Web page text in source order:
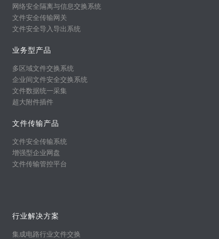
网络安全隔离与信息交换系统
文件安全传输网关
文件安全导入导出系统
业务型产品
多区域文件交换系统
企业间文件安全交换系统
文件数据统一采集
超大附件插件
文件传输产品
文件安全传输系统
增强型企业网盘
文件传输管控平台
行业解决方案
集成电路行业文件交换